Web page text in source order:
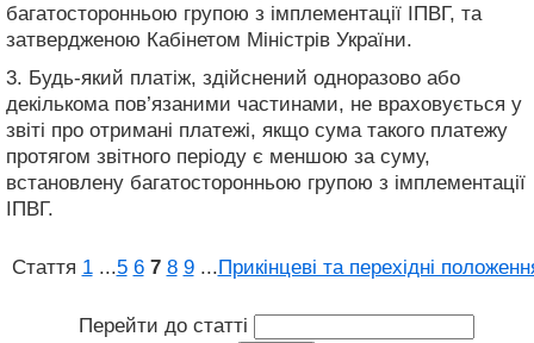
багатосторонньою групою з імплементації ІПВГ, та
затвердженою Кабінетом Міністрів України.
3. Будь-який платіж, здійснений одноразово або
декількома пов’язаними частинами, не враховується у
звіті про отримані платежі, якщо сума такого платежу
протягом звітного періоду є меншою за суму,
встановлену багатосторонньою групою з імплементації
ІПВГ.
Стаття 1 ...5 6 7 8 9 ...Прикінцеві та перехідні
Перейти до статті